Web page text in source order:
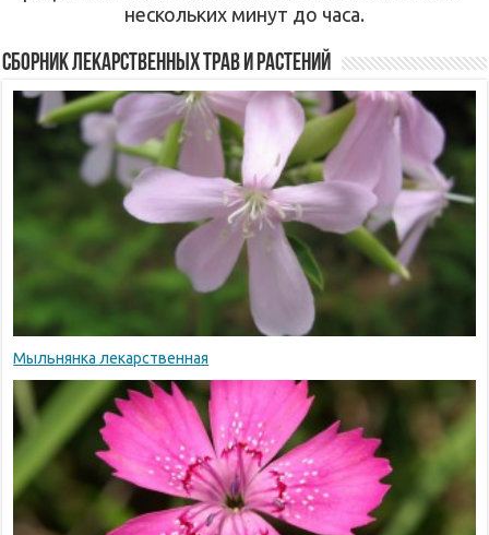
нескольких минут до часа.
Сборник лекарственных трав и растений
Мыльнянка лекарственная